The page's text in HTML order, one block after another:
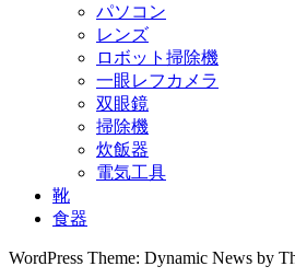
パソコン
レンズ
ロボット掃除機
一眼レフカメラ
双眼鏡
掃除機
炊飯器
電気工具
靴
食器
WordPress Theme: Dynamic News by